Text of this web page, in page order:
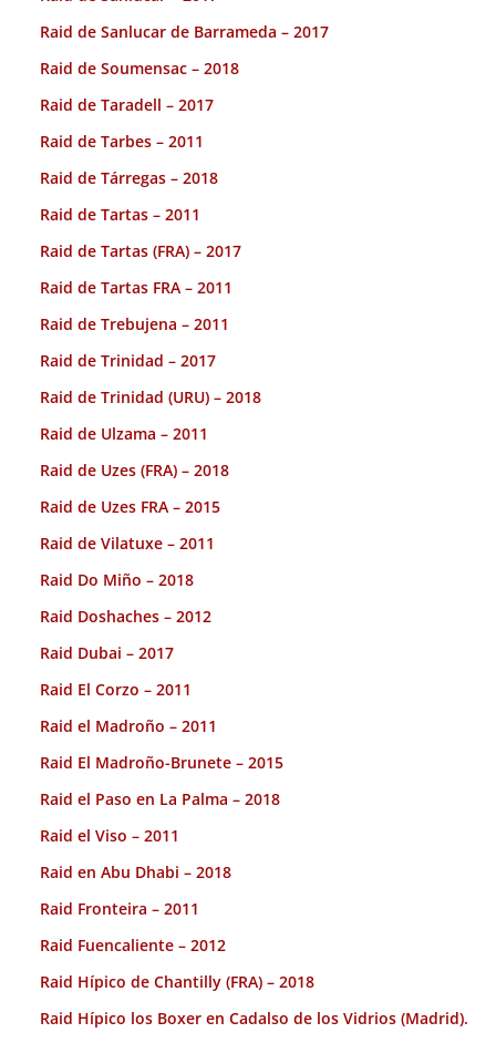
Raid de Sanlucar de Barrameda – 2017
Raid de Soumensac – 2018
Raid de Taradell – 2017
Raid de Tarbes – 2011
Raid de Tárregas – 2018
Raid de Tartas – 2011
Raid de Tartas (FRA) – 2017
Raid de Tartas FRA – 2011
Raid de Trebujena – 2011
Raid de Trinidad – 2017
Raid de Trinidad (URU) – 2018
Raid de Ulzama – 2011
Raid de Uzes (FRA) – 2018
Raid de Uzes FRA – 2015
Raid de Vilatuxe – 2011
Raid Do Miño – 2018
Raid Doshaches – 2012
Raid Dubai – 2017
Raid El Corzo – 2011
Raid el Madroño – 2011
Raid El Madroño-Brunete – 2015
Raid el Paso en La Palma – 2018
Raid el Viso – 2011
Raid en Abu Dhabi – 2018
Raid Fronteira – 2011
Raid Fuencaliente – 2012
Raid Hípico de Chantilly (FRA) – 2018
Raid Hípico los Boxer en Cadalso de los Vidrios (Madrid).